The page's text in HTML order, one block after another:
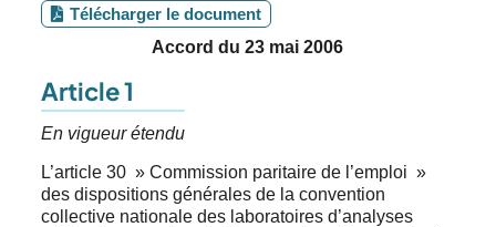
Télécharger le document
Accord du 23 mai 2006
Article 1
En vigueur étendu
L’article 30 » Commission paritaire de l’emploi »
des dispositions générales de la convention
collective nationale des laboratoires d’analyses